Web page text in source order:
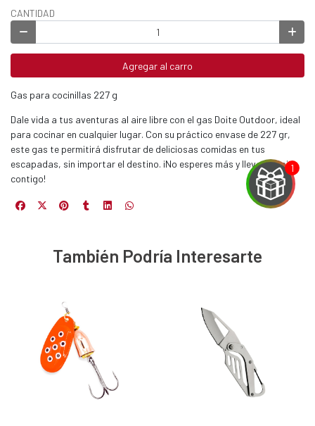
JUGAR
CANTIDAD
Agregar al carro
Gas para cocinillas 227 g
Dale vida a tus aventuras al aire libre con el gas Doite Outdoor, ideal
para cocinar en cualquier lugar. Con su práctico envase de 227 gr,
este gas te permitirá disfrutar de deliciosas comidas en tus
escapadas, sin importar el destino. ¡No esperes más y lleva tu Doite
contigo!
También Podría Interesarte